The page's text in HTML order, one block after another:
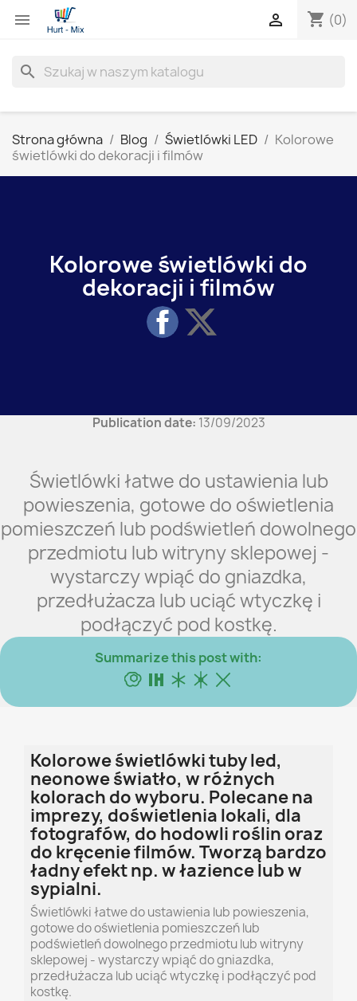
 shopping_cart (0)

search
Strona główna Blog Świetlówki LED
Kolorowe
świetlówki do dekoracji i filmów
Kolorowe świetlówki do
dekoracji i filmów
Share
Publication date: 13/09/2023
Świetlówki łatwe do ustawienia lub
powieszenia, gotowe do oświetlenia
pomieszczeń lub podświetleń dowolnego
przedmiotu lub witryny sklepowej -
wystarczy wpiąć do gniazdka,
przedłużacza lub uciąć wtyczkę i
podłączyć pod kostkę.
Summarize this post with:
Kolorowe świetlówki tuby led,
neonowe światło, w różnych
kolorach do wyboru. Polecane na
imprezy, doświetlenia lokali, dla
fotografów, do hodowli roślin oraz
do kręcenie filmów. Tworzą bardzo
ładny efekt np. w łazience lub w
sypialni.
Świetlówki łatwe do ustawienia lub powieszenia,
gotowe do oświetlenia pomieszczeń lub
podświetleń dowolnego przedmiotu lub witryny
sklepowej - wystarczy wpiąć do gniazdka,
przedłużacza lub uciąć wtyczkę i podłączyć pod
kostkę.